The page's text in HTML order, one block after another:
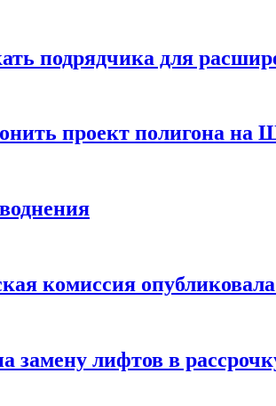
подрядчика для
проект полигона на
комиссия
замену лифтов в